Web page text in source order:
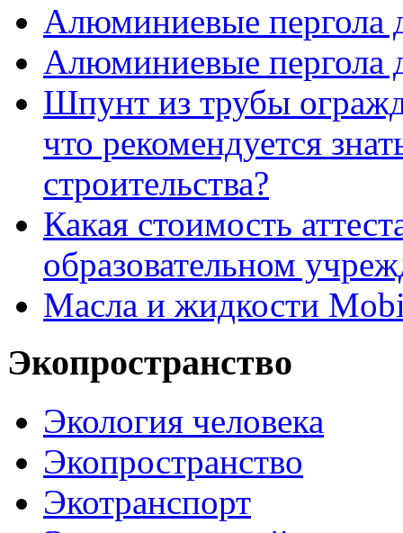
Алюминиевые пергола
Алюминиевые пергола
Шпунт из трубы
что рекомендуется
строительства?
Какая стоимость
образовательном
Масла и жидкости
Экопространство
Экология человека
Экопространство
Экотранспорт